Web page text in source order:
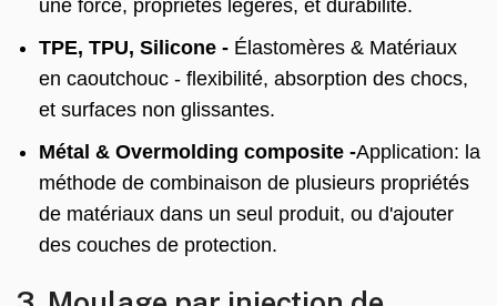
une force, propriétés légères, et durabilité.
TPE, TPU, Silicone - Élastomères & Matériaux
en caoutchouc - flexibilité, absorption des chocs,
et surfaces non glissantes.
Métal & Overmolding composite -Application: la
méthode de combinaison de plusieurs propriétés
de matériaux dans un seul produit, ou d'ajouter
des couches de protection.